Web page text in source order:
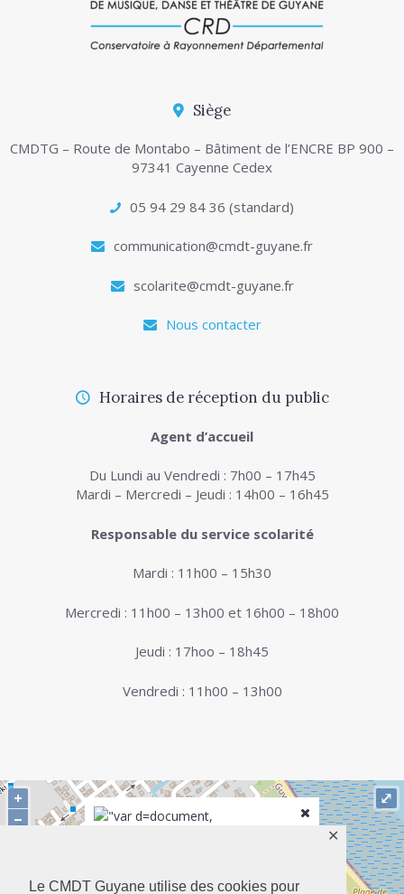
Le CMDT Guyane utilise des cookies pour
✕
Siège
CMDTG – Route de Montabo – Bâtiment de l’ENCRE BP 900 –
97341 Cayenne Cedex
05 94 29 84 36 (standard)
communication@cmdt-guyane.fr
scolarite@cmdt-guyane.fr
Nous contacter
Horaires de réception du public
Agent d’accueil
Du Lundi au Vendredi : 7h00 – 17h45
Mardi – Mercredi – Jeudi : 14h00 – 16h45
Responsable du service scolarité
Mardi : 11h00 – 15h30
Mercredi : 11h00 – 13h00 et 16h00 – 18h00
Jeudi : 17hoo – 18h45
Vendredi : 11h00 – 13h00
"var d=document,
+
−
⤢